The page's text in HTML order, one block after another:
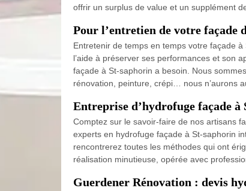
offrir un surplus de value et un supplément
Pour l’entretien de votre façade
Entretenir de temps en temps votre façade
l’aide à préserver ses performances et son
façade à St-saphorin a besoin. Nous
rénovation, peinture, crépi… nous n’aurons
Entreprise d’hydrofuge façade
Comptez sur le savoir-faire de nos artisans
experts en hydrofuge façade à St-saphorin
rencontrerez toutes les méthodes qui ont
réalisation minutieuse, opérée avec
Guerdener Rénovation : devis